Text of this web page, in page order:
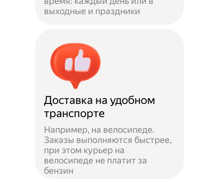
выходные и праздники
Доставка на удобном
транспорте
Например, на велосипеде.
Заказы выполняются быстрее,
при этом курьер на
велосипеде не платит за
бензин